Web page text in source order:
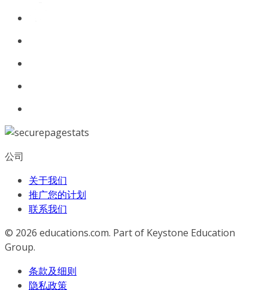
公司
关于我们
推广您的计划
联系我们
© 2026 educations.com. Part of Keystone Education
Group.
条款及细则
隐私政策